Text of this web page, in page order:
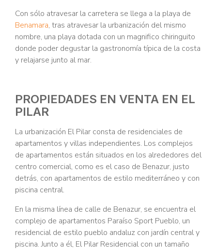
Con sólo atravesar la carretera se llega a la playa de
Benamara, tras atravesar la urbanización del mismo
nombre, una playa dotada con un magnifico chiringuito
donde poder degustar la gastronomía típica de la costa
y relajarse junto al mar.
PROPIEDADES EN VENTA EN EL
PILAR
La urbanización El Pilar consta de residenciales de
apartamentos y villas independientes. Los complejos
de apartamentos están situados en los alrededores del
centro comercial, como es el caso de Benazur, justo
detrás, con apartamentos de estilo mediterráneo y con
piscina central.
En la misma línea de calle de Benazur, se encuentra el
complejo de apartamentos Paraíso Sport Pueblo, un
residencial de estilo pueblo andaluz con jardín central y
piscina. Junto a él, El Pilar Residencial con un tamaño